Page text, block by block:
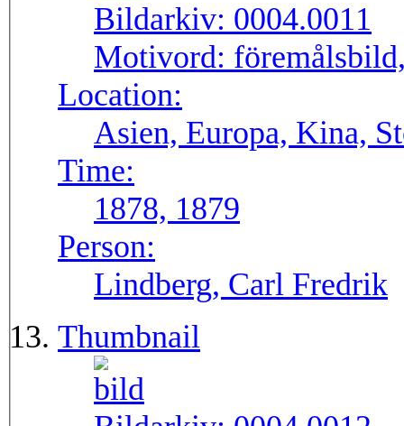
Bildarkiv: 0004.0011
Motivord:
Location:
Asien, Europa, Kina,
Time:
1878, 1879
Person:
Lindberg, Carl Fredrik
Thumbnail